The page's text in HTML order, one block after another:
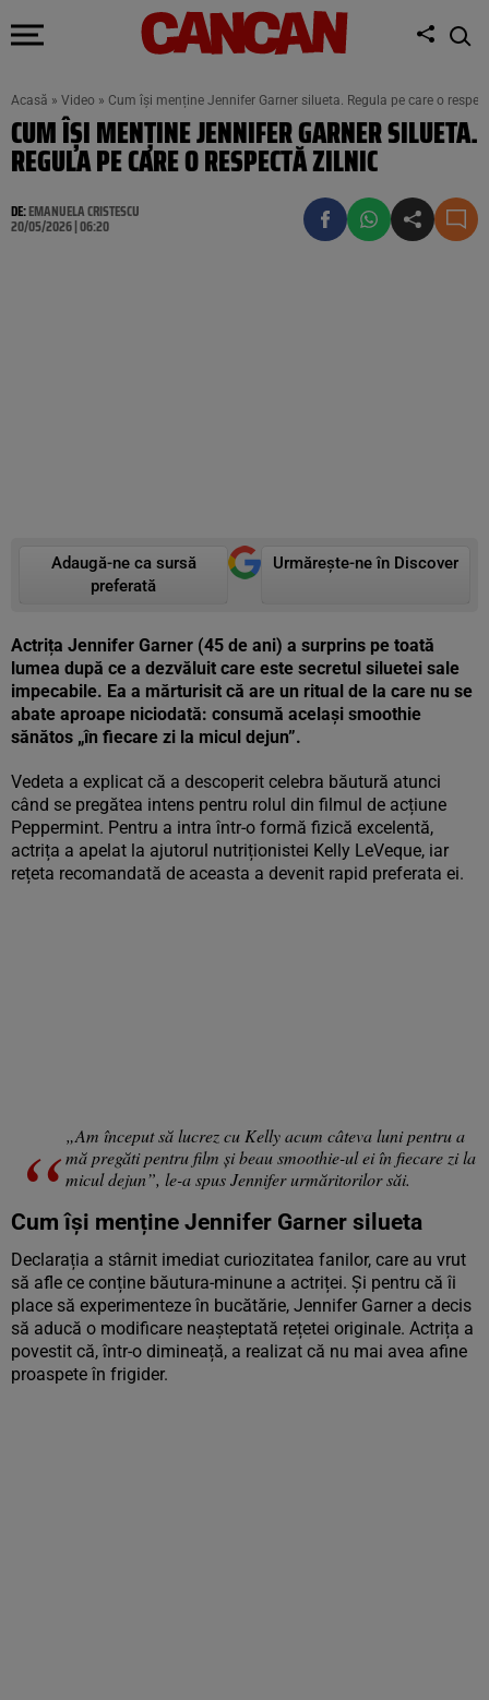
Acasă » Video » Cum își menține Jennifer Garner silueta. Regula pe care o
CUM ÎȘI MENȚINE JENNIFER GARNER SILUETA.
REGULA PE CARE O RESPECTĂ ZILNIC
DE:EMANUELA CRISTESCU
20/05/2026 | 06:20
Adaugă-ne ca sursă
preferată
Urmărește-ne în Discover
Actrița Jennifer Garner (45 de ani) a surprins pe toată
lumea după ce a dezvăluit care este secretul siluetei sale
impecabile. Ea a mărturisit că are un ritual de la care nu se
abate aproape niciodată: consumă același smoothie
sănătos „în fiecare zi la micul dejun”.
Vedeta a explicat că a descoperit celebra băutură atunci
când se pregătea intens pentru rolul din filmul de acțiune
Peppermint. Pentru a intra într-o formă fizică excelentă,
actrița a apelat la ajutorul nutriționistei Kelly LeVeque, iar
rețeta recomandată de aceasta a devenit rapid preferata ei.
„Am început să lucrez cu Kelly acum câteva luni pentru a
mă pregăti pentru film și beau smoothie-ul ei în fiecare zi la
micul dejun”, le-a spus Jennifer urmăritorilor săi.
Cum își menține Jennifer Garner silueta
Declarația a stârnit imediat curiozitatea fanilor, care au vrut
să afle ce conține băutura-minune a actriței. Și pentru că îi
place să experimenteze în bucătărie, Jennifer Garner a decis
să aducă o modificare neașteptată rețetei originale. Actrița a
povestit că, într-o dimineață, a realizat că nu mai avea afine
proaspete în frigider.